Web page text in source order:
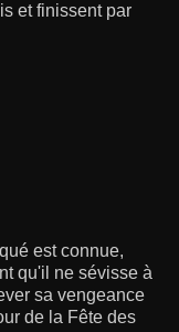
et finissent par
est connue,
qu'il ne sévisse à
sa vengeance
de la Fête des